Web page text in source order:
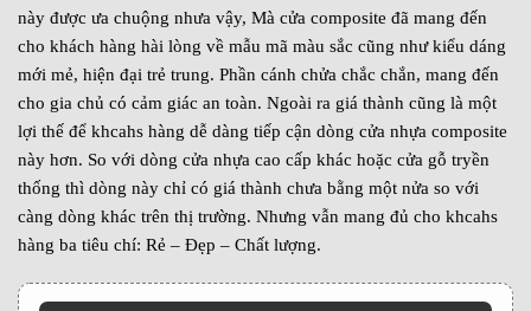
này được ưa chuộng nhưa vậy, Mà cửa composite đã mang đến
cho khách hàng hài lòng về mẫu mã màu sắc cũng như kiểu dáng
mới mẻ, hiện đại trẻ trung. Phần cánh chửa chắc chắn, mang đến
cho gia chủ có cảm giác an toàn. Ngoài ra giá thành cũng là một
lợi thế để khcahs hàng dễ dàng tiếp cận dòng cửa nhựa composite
này hơn. So với dòng cửa nhựa cao cấp khác hoặc cửa gỗ tryền
thống thì dòng này chỉ có giá thành chưa bằng một nửa so với
càng dòng khác trên thị trường. Nhưng vẫn mang đủ cho khcahs
hàng ba tiêu chí: Rẻ – Đẹp – Chất lượng.